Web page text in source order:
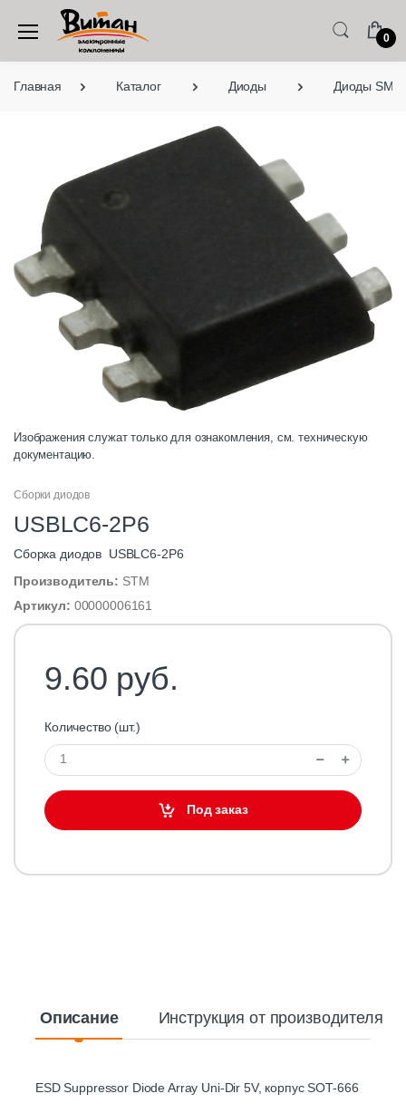
0
Главная Каталог Диоды Диоды SMD
Изображения служат только для ознакомления, см. техническую
документацию.
Сборки диодов
USBLC6-2P6
Сборка диодов USBLC6-2P6
Производитель: STM
Артикул: 00000006161
9.60 руб.
Количество (шт.)
Под заказ
Описание Инструкция от производителя
ESD Suppressor Diode Array Uni-Dir 5V, корпус SOT-666